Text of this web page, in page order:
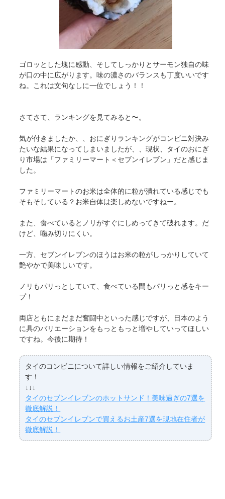
ゴロッとした塊に感動、そしてしっかりとサーモン独自の味
が口の中に広がります。味の濃さのバランスも丁度いいです
ね。これは文句なしに一位でしょう！！
さてさて、ランキングを見てみると〜。
気が付きましたか、、おにぎりランキングがコンビニ対決み
たいな結果になってしまいましたが、、現状、タイのおにぎ
り市場は「ファミリーマート＜セブンイレブン」だと感じま
した。
ファミリーマートのお米は全体的に粒が潰れている感じでも
そもそしている？お米自体は楽しめないですねー。
また、食べているとノリがすぐにしめってきて破れます。だ
けど、噛み切りにくい。
一方、セブンイレブンのほうはお米の粒がしっかりしていて
艶やかで美味しいです。
ノリもパリっとしていて、食べている間もパリっと感をキー
プ！
両店ともにまだまだ奮闘中といった感じですが、日本のよう
に具のバリエーションをもっともっと増やしていってほしい
ですね。今後に期待！
タイのコンビニについて詳しい情報をご紹介していま
す！
↓↓↓
タイのセブンイレブンのホットサンド！美味過ぎの7選を
徹底解説！
タイのセブンイレブンで買えるお土産7選を現地在住者が
徹底解説！